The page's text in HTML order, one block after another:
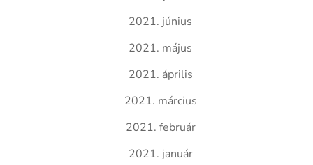
2021. június
2021. május
2021. április
2021. március
2021. február
2021. január